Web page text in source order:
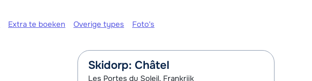
Extra te boeken Overige types Foto's
Skidorp: Châtel
Les Portes du Soleil, Frankrijk